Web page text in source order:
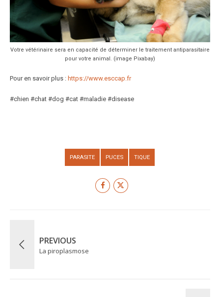
Votre vétérinaire sera en capacité de déterminer le traitement antiparasitaire
pour votre animal. (image Pixabay)
Pour en savoir plus : https://www.esccap.fr
#chien #chat #dog #cat #maladie #disease
PARASITE PUCES TIQUE
PREVIOUS
La piroplasmose